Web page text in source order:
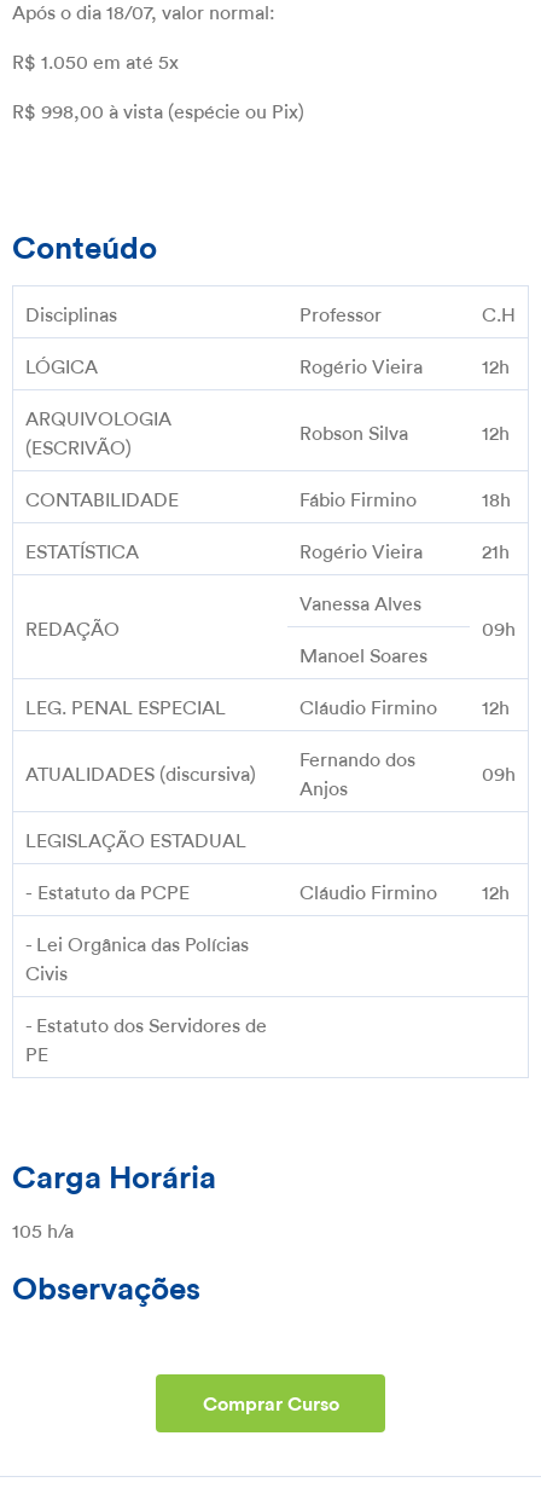
Após o dia 18/07, valor normal:
R$ 1.050 em até 5x
R$ 998,00 à vista (espécie ou Pix)
Conteúdo
Disciplinas Professor
C.H
LÓGICA
Rogério Vieira
12h
ARQUIVOLOGIA
(ESCRIVÃO)
Robson Silva 12h
CONTABILIDADE Fábio Firmino
18h
ESTATÍSTICA
Rogério Vieira 21h
REDAÇÃO
Vanessa Alves
09h
Manoel Soares
LEG. PENAL ESPECIAL
Cláudio Firmino 12h
ATUALIDADES (discursiva)
Fernando dos
Anjos
09h
LEGISLAÇÃO ESTADUAL
- Estatuto da PCPE
Cláudio Firmino
12h
- Lei Orgânica das Polícias
Civis
- Estatuto dos Servidores de
PE
Carga Horária
105 h/a
Observações
Comprar Curso